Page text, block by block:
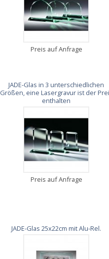
Preis auf Anfrage
JADE-Glas in 3 unterschiedlichen
Größen, eine Lasergravur ist der
enthalten
Preis auf Anfrage
JADE-Glas 25x22cm mit Alu-Rel.